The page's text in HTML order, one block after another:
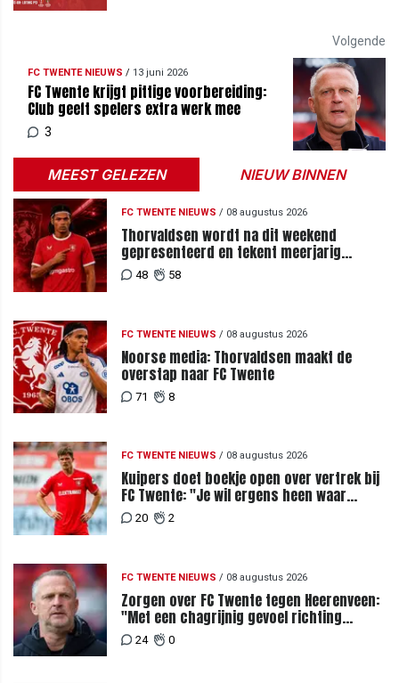
Volgende
FC TWENTE NIEUWS / 13 juni 2026
FC Twente krijgt pittige voorbereiding:
Club geeft spelers extra werk mee
3
MEEST GELEZEN NIEUW BINNEN
FC TWENTE NIEUWS / 08 augustus 2026
Thorvaldsen wordt na dit weekend
gepresenteerd en tekent meerjarig
contract bij FC Twente
48 58
FC TWENTE NIEUWS / 08 augustus 2026
Noorse media: Thorvaldsen maakt de
overstap naar FC Twente
71 8
FC TWENTE NIEUWS / 08 augustus 2026
Kuipers doet boekje open over vertrek bij
FC Twente: "Je wil ergens heen waar
mensen je waarderen"
20 2
FC TWENTE NIEUWS / 08 augustus 2026
Zorgen over FC Twente tegen Heerenveen:
"Met een chagrijnig gevoel richting
Slowakije"
24 0